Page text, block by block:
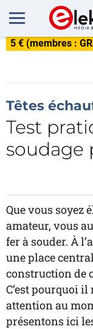
5 € (membres :
Têtes
Test
soudage
Que vous soyez
amateur, vous
fer à souder. À
une place
construction de
C’est pourquoi
attention au
présentons ici